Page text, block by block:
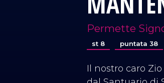
Permette
st 8 puntata 38
Il nostro caro